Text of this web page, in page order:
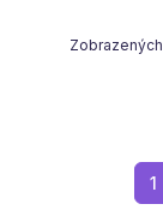
Zobrazených
1